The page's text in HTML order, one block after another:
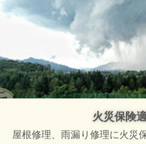
火災保険
屋根修理、雨漏り修理に火災